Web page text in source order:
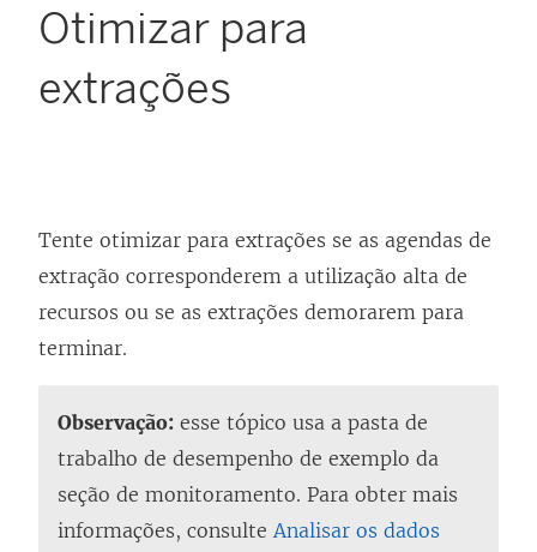
Otimizar para
extrações
Tente otimizar para extrações se as agendas de
extração corresponderem a utilização alta de
recursos ou se as extrações demorarem para
terminar.
Observação: esse tópico usa a pasta de
trabalho de desempenho de exemplo da
seção de monitoramento. Para obter mais
informações, consulte Analisar os dados